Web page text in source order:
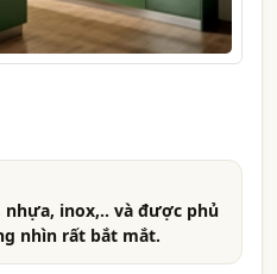
inox,.. và được phủ
nhìn rất bắt mắt.